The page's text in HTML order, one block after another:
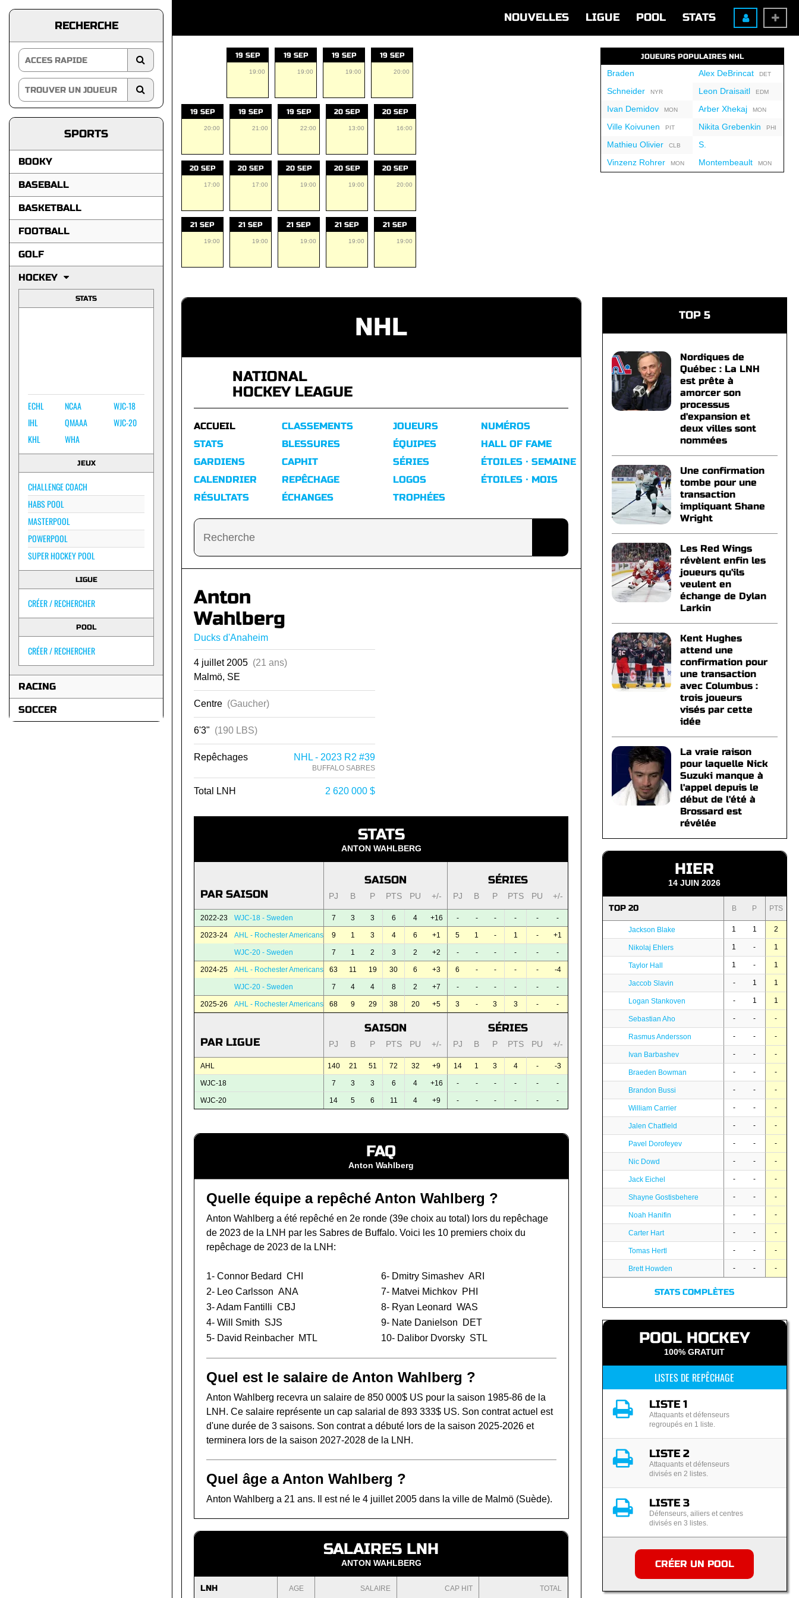
NOUVELLES LIGUE POOL STATS
RECHERCHE
SPORTS
BOOKY
BASEBALL
BASKETBALL
FOOTBALL
GOLF
HOCKEY
STATS
ECHL
IHL
KHL
NCAA
QMAAA
WHA
WJC-18
WJC-20
JEUX
CHALLENGE COACH
HABS POOL
MASTERPOOL
POWERPOOL
SUPER HOCKEY POOL
LIGUE
CRÉER / RECHERCHER
POOL
CRÉER / RECHERCHER
RACING
SOCCER
19 SEP
19:00
19 SEP
19:00
19 SEP
19:00
19 SEP
20:00
19 SEP
20:00
19 SEP
21:00
19 SEP
22:00
20 SEP
13:00
20 SEP
16:00
20 SEP
17:00
20 SEP
17:00
20 SEP
19:00
20 SEP
19:00
20 SEP
20:00
21 SEP
19:00
21 SEP
19:00
21 SEP
19:00
21 SEP
19:00
21 SEP
19:00
JOUEURS POPULAIRES NHL
Braden
SchneiderNYR
Ivan DemidovMON
Ville Koivunen PIT
Mathieu OlivierCLB
Vinzenz RohrerMON
Alex DeBrincatDET
Leon Draisaitl EDM
Arber XhekajMON
Nikita Grebenkin PHI
S.
MontembeaultMON
NHL
NATIONAL
HOCKEY LEAGUE
ACCUEIL
STATS
GARDIENS
CALENDRIER
RÉSULTATS
CLASSEMENTS
BLESSURES
CAPHIT
REPÊCHAGE
ÉCHANGES
JOUEURS
ÉQUIPES
SÉRIES
LOGOS
TROPHÉES
NUMÉROS
HALL OF FAME
ÉTOILES · SEMAINE
ÉTOILES · MOIS
Anton
Wahlberg
Ducks d'Anaheim
4 juillet 2005 (21 ans)
Malmö, SE
Centre (Gaucher)
6'3" (190 LBS)
Repêchages NHL - 2023 R2 #39
BUFFALO SABRES
Total LNH 2 620 000 $
STATS
ANTON WAHLBERG
PAR SAISON
SAISON SÉRIES
PJ B P PTS PU +/- PJ B P PTS PU +/-
2022-23 WJC-18 - Sweden 7 3 3 6 4 +16 - - - - - -
2023-24 AHL - Rochester Americans 9 1 3 4 6 +1 5 1 - 1 - +1
WJC-20 - Sweden 7 1 2 3 2 +2 - - - - - -
2024-25 AHL - Rochester Americans 63 11 19 30 6 +3 6 - - - - -4
WJC-20 - Sweden 7 4 4 8 2 +7 - - - - - -
2025-26 AHL - Rochester Americans 68 9 29 38 20 +5 3 - 3 3 - -
PAR LIGUE
SAISON SÉRIES
PJ B P PTS PU +/- PJ B P PTS PU +/-
AHL 140 21 51 72 32 +9 14 1 3 4 - -3
WJC-18 7 3 3 6 4 +16 - - - - - -
WJC-20 14 5 6 11 4 +9 - - - - - -
FAQ
Anton Wahlberg
Quelle équipe a repêché Anton Wahlberg ?
Anton Wahlberg a été repêché en 2e ronde (39e choix au total) lors du repêchage
de 2023 de la LNH par les Sabres de Buffalo. Voici les 10 premiers choix du
repêchage de 2023 de la LNH:
1- Connor Bedard CHI
2- Leo Carlsson ANA
3-Adam Fantilli CBJ
4- Will Smith SJS
5- David Reinbacher MTL
6- Dmitry Simashev ARI
7- Matvei Michkov PHI
8- Ryan Leonard
WAS
9- Nate Danielson
DET
10- Dalibor Dvorsky STL
Quel est le salaire de Anton Wahlberg ?
Anton Wahlberg recevra un salaire de 850 000$ US pour la saison 1985-86 de la
LNH. Ce salaire représente un cap salarial de 893 333$ US. Son contrat actuel est
d'une durée de 3 saisons. Son contrat a débuté lors de la saison 2025-2026 et
terminera lors de la saison 2027-2028 de la LNH.
Quel âge a Anton Wahlberg ?
Anton Wahlberg a 21 ans. Il est né le 4 juillet 2005 dans la ville de Malmö (Suède).
SALAIRES LNH
ANTON WAHLBERG
LNH AGE SALAIRE CAP HIT TOTAL
TOP 5
Nordiques de
Québec : La LNH
est prête à
amorcer son
processus
d'expansion et
deux villes sont
nommées
Une confirmation
tombe pour une
transaction
impliquant Shane
Wright
Les Red Wings
révèlent enfin les
joueurs qu'ils
veulent en
échange de Dylan
Larkin
Kent Hughes
attend une
confirmation pour
une transaction
avec Columbus :
trois joueurs
visés par cette
idée
La vraie raison
pour laquelle Nick
Suzuki manque à
l'appel depuis le
début de l'été à
Brossard est
révélée
HIER
14 JUIN 2026
TOP 20 B P PTS
Jackson Blake 1 1 2
Nikolaj Ehlers 1 - 1
Taylor Hall 1 - 1
Jaccob Slavin - 1 1
Logan Stankoven - 1 1
Sebastian Aho - - -
Rasmus Andersson - - -
Ivan Barbashev - - -
Braeden Bowman - - -
Brandon Bussi - - -
William Carrier - - -
Jalen Chatfield - - -
Pavel Dorofeyev - - -
Nic Dowd - - -
Jack Eichel - - -
Shayne Gostisbehere - - -
Noah Hanifin - - -
Carter Hart - - -
Tomas Hertl - - -
Brett Howden - - -
STATS COMPLÈTES
POOL HOCKEY
100% GRATUIT
LISTES DE REPÊCHAGE
LISTE 1
Attaquants et défenseurs
regroupés en 1 liste.
LISTE 2
Attaquants et défenseurs
divisés en 2 listes.
LISTE 3
Défenseurs, ailiers et centres
divisés en 3 listes.
CRÉER UN POOL